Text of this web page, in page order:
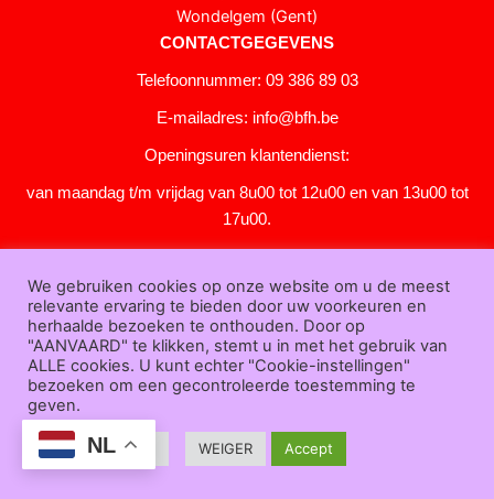
Wondelgem (Gent)
CONTACTGEGEVENS
Telefoonnummer: 09 386 89 03
E-mailadres: info@bfh.be
Openingsuren klantendienst:
van maandag t/m vrijdag van 8u00 tot 12u00 en van 13u00 tot
17u00.
KLANTENSERVICE
Over
ons|Bedrijfsgegevens|F.A.Q.|Bestelprocedure|Betaling|
ending| Retourneren|Downloads|Dealers|Bedrukken
Algemene voorwaarden
Bfh.be © 2025
We gebruiken cookies op onze website om u de meest
relevante ervaring te bieden door uw voorkeuren en
herhaalde bezoeken te onthouden. Door op
"AANVAARD" te klikken, stemt u in met het gebruik van
ALLE cookies. U kunt echter "Cookie-instellingen"
bezoeken om een gecontroleerde toestemming te
geven.
Cookie Settings WEIGER Accept
NL